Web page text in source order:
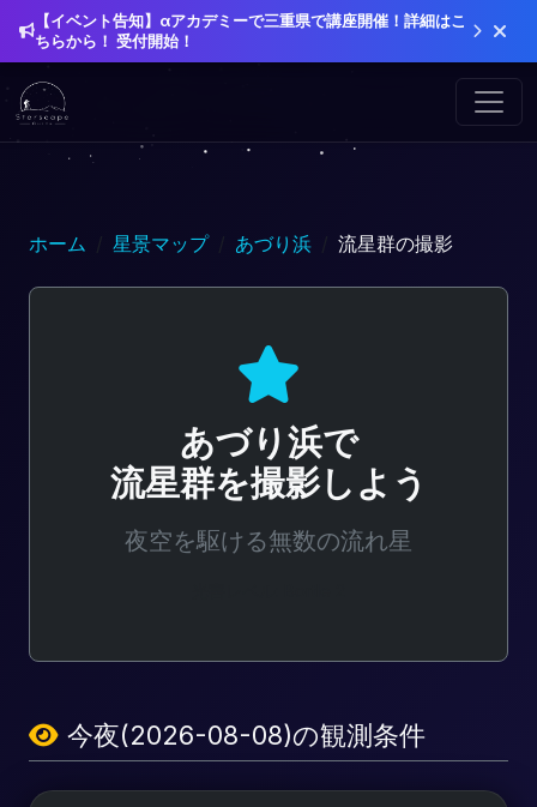
【イベント告知】αアカデミーで三重県で講座開催！詳細はこ
ちらから！ 受付開始！
ホーム 星景マップ あづり浜 流星群の撮影
あづり浜で
流星群を撮影しよう
夜空を駆ける無数の流れ星
今夜(2026-08-08)の観測条件